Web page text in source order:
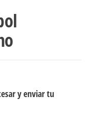
y enviar tu